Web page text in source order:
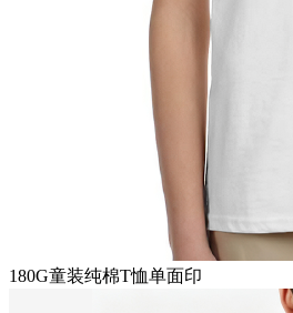
180G童装纯棉T恤单面印